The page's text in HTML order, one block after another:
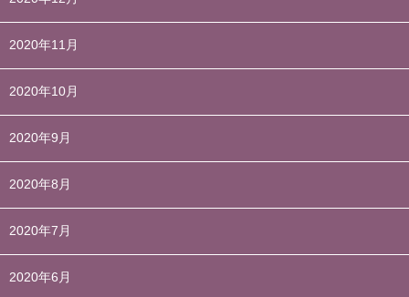
2020年11月
2020年10月
2020年9月
2020年8月
2020年7月
2020年6月